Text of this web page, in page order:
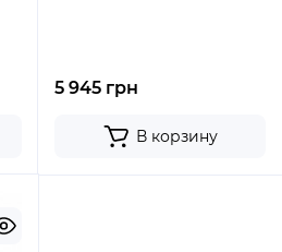
5 945 грн
В корзину